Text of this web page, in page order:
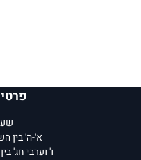
א'-ה' בין השעות
ו' וערבי חג' בין